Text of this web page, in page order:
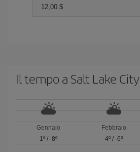
12,00 $
Il tempo a Salt Lake City
Gennaio
1º/ -8º
Febbraio
4º/ -6º